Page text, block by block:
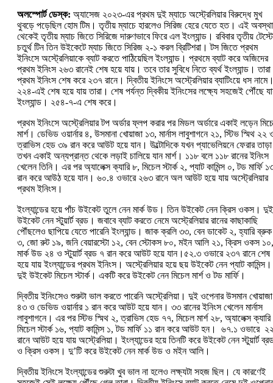
অলস্পোর্ট ডেস্ক: অ্যাসেজ ২০২৩-এর প্রথম দুই ম্যাচে অস্ট্রেলিয়ার বিরুদ্ধে মুখ
থুবড়ে পড়েছিল হোম টিম। তৃতীয় ম্যাচে হারলেও সিরিজ হেরে যেতে হত। এই অবস্থা
থেকেই তৃতীয় ম্যাচ জিতে সিরিজে দারুণভাবে ফিরে এল ইংল্যান্ড। রবিবার তৃতীয়
চতুর্থ টিন তিন উইকেটে ম্যাচ জিতে সিরিজ ২-১ করল ব্রিটিশরা। টস জিতে প্রথম
ইনিংসে অস্ট্রেলিয়াকে ব্যাট করতে পাঠিয়েছিল ইংল্যান্ড। প্রথমে ব্যাট করে অজিদের
প্রথম ইনিংস ২৬৩ রানেই শেষ হয়ে যায়। তবে তার সুবিধে নিতে ব্যর্থ ইংল্যান্ড। তারা
প্রথম ইনিংস শেষ করে ২৩৭ রানে। দ্বিতীয় ইনিংসে অস্ট্রেলিয়ার ব্যাটিংয়ে ধস
২২৪-এই শেষ হয়ে যায় তারা। শেষ পর্যন্ত দ্বিকীয় ইনিংসের লক্ষ্যে সহজেই পৌঁছে
ইংল্যান্ড। ২৫৪-৭-এ শেষ করে।
প্রথম ইনিংসে অস্ট্রেলিয়ার টপ অর্ডার ফ্লপ করার পর মিডল অর্ডারে একাই লড়েন
মার্শ। ডেভিড ওয়ার্নার ৪, উসমানা খোয়াজা ১৩, মার্নাস লাবুশাগনে ২১, স্টিভ স্মিথ ২২
ত্রাভিস হেড ৩৯ রান করে আউট হয়ে যান। উল্টোদিকে যখন প্যাভেলিয়নে ফেরার তাড়া
তখন একাই অন্যপ্রান্ত থেকে লড়াই চালিয়ে যান মার্শ। ১১৮ বলে ১১৮ রানের ইনিংস
খেলেন তিনি। এর পর অ্যালেক্স ক্যারি ৮, মিচেল স্টার্ক ২, প্যাট কামিন্স ০, টড মার্ফি
রান করে আউঠ হয়ে যান। ৬০.৪ ওভারে ২৬৩ রানে অল আউট হয়ে যায় অস্ট্রেলিয়ার
প্রথম ইনিংস।
ইংল্যান্ডের হয়ে পাঁচ উইকেট তুলে নেন মার্ক উড। তিন উইকেট নেন ক্রিস ওকস। দুই
উইকেট নেন স্টুয়ার্ট ব্রড। জবাবে ব্যাট করতে নেমে অস্ট্রেলিয়ার রানের কাছাকাছি
পৌঁছলেও ছাপিয়ে যেতে পারেনি ইংল্যান্ড। জাক ক্রলি ৩৩, বেন ডাকেট ২, হ্যারি ব্রুক
৩, জো রুট ১৯, জনি বেয়ারস্টো ১২, বেন স্টোকস ৮০, মইন আলি ২১, ক্রিস ওকস ১০,
মার্ক উড ২৪ ও স্টুয়ার্ট ব্রড ৭ রান করে আউট হয়ে যান।৫২.৩ ওভারে ২৩৭ রানে শেষ
হয়ে যায় ইংল্যান্ডের প্রথম ইনিংস। অস্ট্রেলিয়ার হয়ে ছয় উইকেট নেন প্যাট কামিন্স।
দুই উইকেট মিচেল স্টার্ক। একটি করে উইকেট নেন মিচেল মার্শ ও টড মার্ফি।
দ্বিতীয় ইনিংসেও শুরুটা ভাল করতে পারেনি অস্ট্রেলিয়া। দুই ওপেনার উসমান খোয়াজা
৪৩ ও ডেভিড ওয়ার্নার ১ রান করে আউট হয়ে যান। ৩৩ রানের ইনিংস খেলেন মার্নাস
লাবুশাগনে। এর পর স্টিভ স্মিথ ২, ত্রাভিস হেড ৭৭, মিচেল মার্শ ২৮, অ্যালেক্স
মিচেল স্টার্ক ১৬, প্যাট কামিন্স ১, টড মার্ফি ১১ রান করে আউট হন। ৬৭.১ ওভারে
রানে আউট হয়ে যায় অস্ট্রেলিয়া। ইংল্যান্ডের হয়ে তিনটি করে উইকেট নেন স্টুয়ার্ট
ও ক্রিস ওকস। দু’টি করে উইকেট নেন মার্ক উড ও মইন আলি।
দ্বিতীয় ইনিংসে ইংল্যান্ডের শুরুটা খুব ভাল না হলেও লক্ষ্যটা সহজ ছিল। যে কারণেই